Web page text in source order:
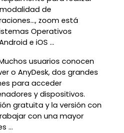
de
zoom está
Operativos
e iOS ...
usuarios conocen
o AnyDesk, dos grandes
para acceder
y dispositivos.
gratuita y la versión con
con una mayor
...